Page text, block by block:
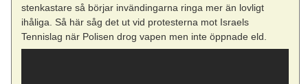
stenkastare så börjar invändingarna ringa mer än lovligt
ihåliga. Så här såg det ut vid protesterna mot Israels
Tennislag när Polisen drog vapen men inte öppnade eld.